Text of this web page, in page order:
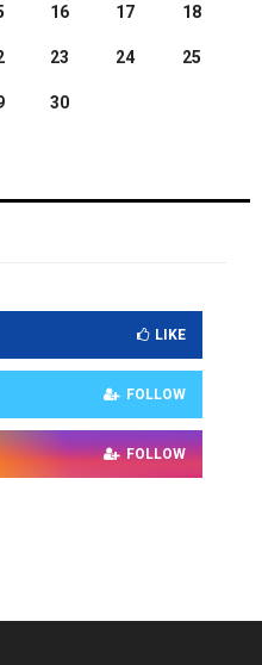
16 17 18
23 24 25
30
LIKE
FOLLOW
FOLLOW